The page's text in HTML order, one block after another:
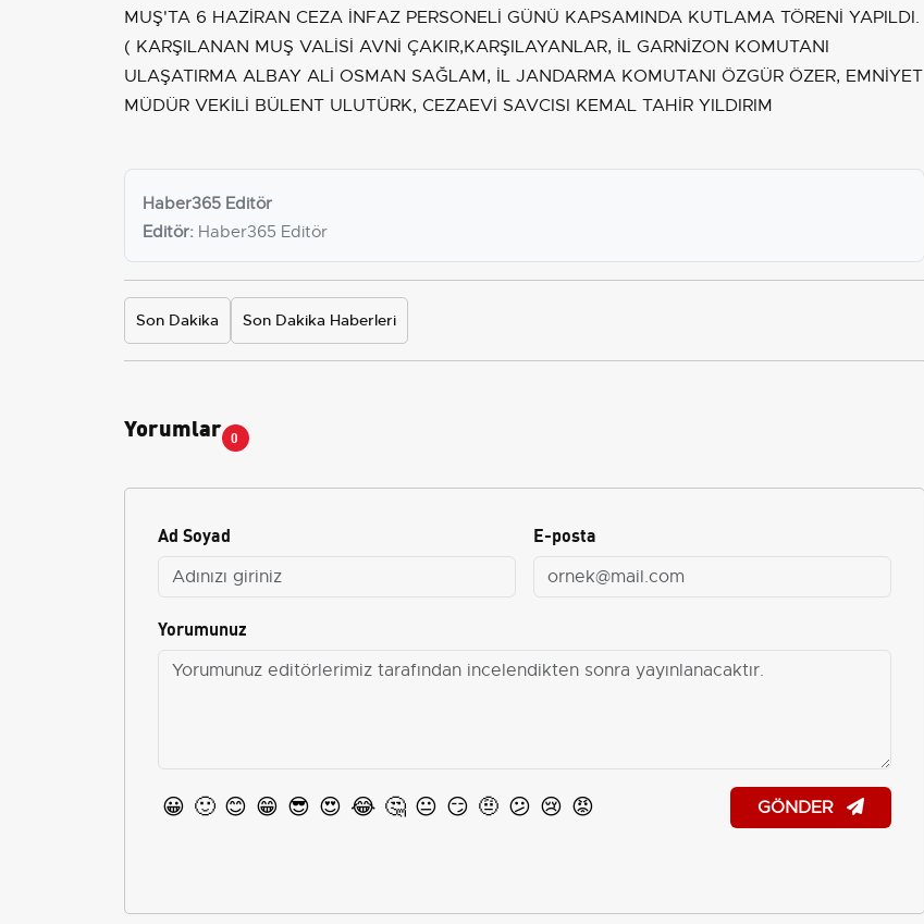
MUŞ'TA 6 HAZİRAN CEZA İNFAZ PERSONELİ GÜNÜ KAPSAMINDA KUTLAMA TÖRENİ YAPILDI.
( KARŞILANAN MUŞ VALİSİ AVNİ ÇAKIR,KARŞILAYANLAR, İL GARNİZON KOMUTANI
ULAŞATIRMA ALBAY ALİ OSMAN SAĞLAM, İL JANDARMA KOMUTANI ÖZGÜR ÖZER, EMNİYET
MÜDÜR VEKİLİ BÜLENT ULUTÜRK, CEZAEVİ SAVCISI KEMAL TAHİR YILDIRIM
Haber365 Editör
Editör: Haber365 Editör
Son Dakika Son Dakika Haberleri
Yorumlar 0
Ad Soyad E-posta
Yorumunuz
😀 🙂 😊 😁 😎 😍 😂 🤔 😐 😏 🤨 😕 😢 😡 GÖNDER